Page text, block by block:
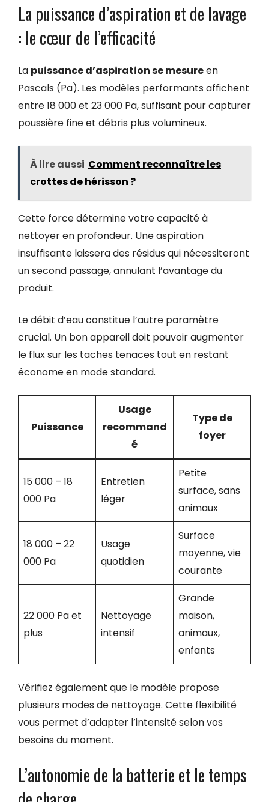
La puissance d’aspiration et de lavage
: le cœur de l’efficacité
La puissance d’aspiration se mesureen
Pascals (Pa). Les modèles performants affichent
entre 18 000 et 23 000 Pa, suffisant pour capturer
poussière fine et débris plus volumineux.
À lire aussi Comment reconnaître les
crottes de hérisson ?
Cette force détermine votre capacité à
nettoyer en profondeur. Une aspiration
insuffisante laissera des résidus qui nécessiteront
un second passage, annulant l’avantage du
produit.
Le débit d’eau constitue l’autre paramètre
crucial. Un bon appareil doit pouvoir augmenter
le flux sur les taches tenaces tout en restant
économe en mode standard.
Puissance
Usage
recommand
é
Type de
foyer
15 000 – 18
000 Pa
Entretien
léger
Petite
surface, sans
animaux
18 000 – 22
000 Pa
Usage
quotidien
Surface
moyenne, vie
courante
22 000 Pa et
plus
Nettoyage
intensif
Grande
maison,
animaux,
enfants
Vérifiez également que le modèle propose
plusieurs modes de nettoyage. Cette flexibilité
vous permet d’adapter l’intensité selon vos
besoins du moment.
L’autonomie de la batterie et le temps